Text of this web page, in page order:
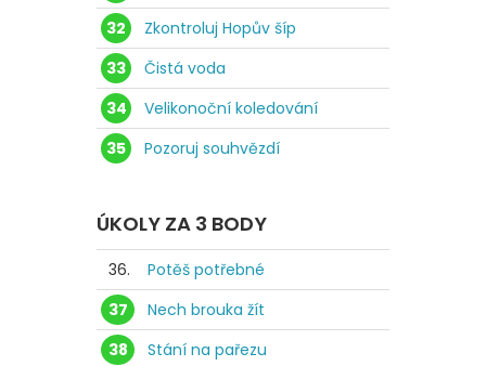
32
Zkontroluj Hopův šíp
33
Čistá voda
34
Velikonoční koledování
35
Pozoruj souhvězdí
ÚKOLY ZA 3 BODY
36.
Potěš potřebné
37
Nech brouka žít
38
Stání na pařezu